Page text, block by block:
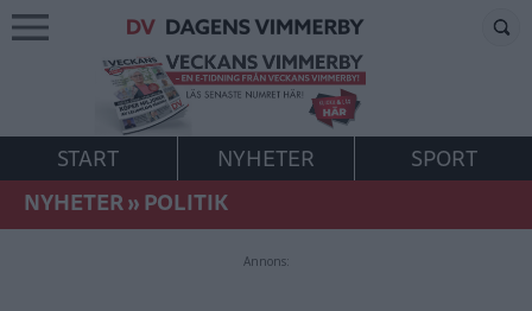
START NYHETER
SPORT
NYHETER»POLITIK
Annons: